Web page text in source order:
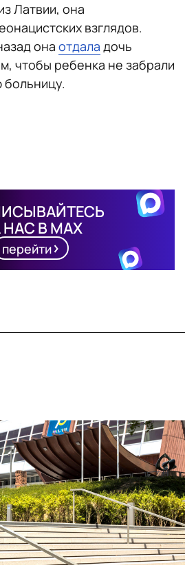
Латвии, она
взглядов.
она отдала дочь
чтобы ребенка не забрали
больницу.
В MAX
перейти